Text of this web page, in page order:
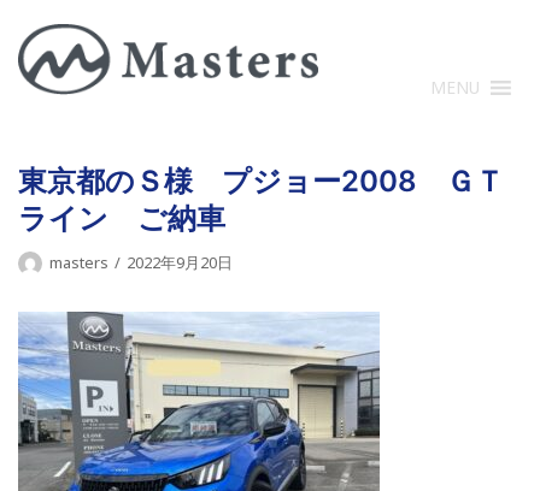
コ
ン
テ
に
ス
キ
ッ
MENU
東京都のＳ様 プジョー2008 ＧＴ
ライン ご納車
masters 2022年9月20日